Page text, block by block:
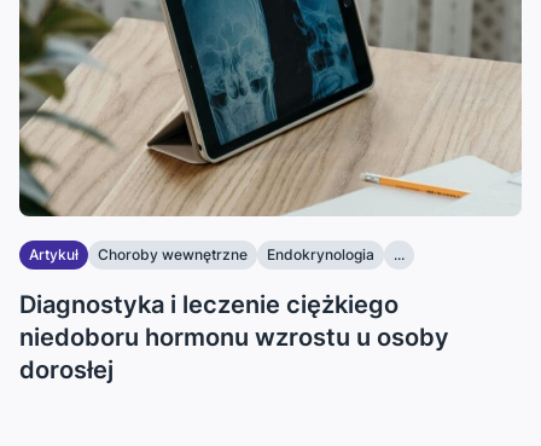
Artykuł Choroby wewnętrzne Endokrynologia ...
Diagnostyka i leczenie ciężkiego
niedoboru hormonu wzrostu u osoby
dorosłej